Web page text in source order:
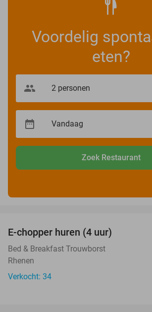
Voordelig
eten?
Zoek Restaurant
E-chopper huren (4 uur)
Bed & Breakfast Trouwborst
Rhenen
Verkocht: 34